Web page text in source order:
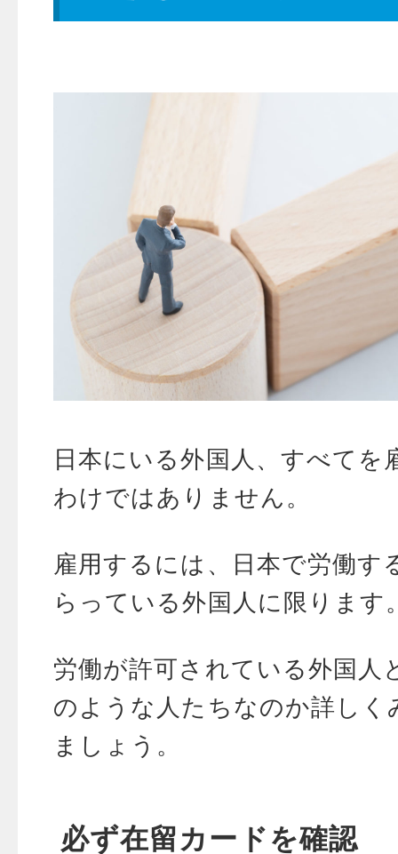
日本にいる外国人、すべてを
わけではありません。
雇用するには、日本で労働す
らっている外国人に限ります
労働が許可されている外国人
のような人たちなのか詳しく
ましょう。
必ず在留カードを確認